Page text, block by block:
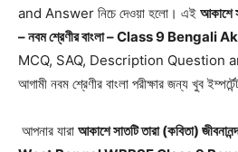
and Answer নিচে দেওয়া হলো। এই আকাশে
– নবম শ্রেণীর বাংলা – Class 9
MCQ, SAQ, Description Question
আগামী নবম শ্রেণীর বাংলা পরীক্ষার জন্য খুব
আপনার যারা আকাশে সাতটি তারা (কবিতা)